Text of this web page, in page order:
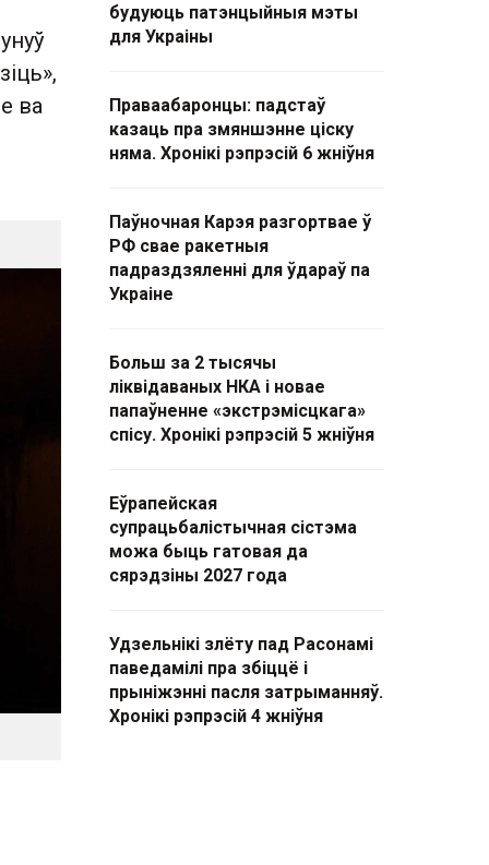
ва
будуюць патэнцыйныя мэты
для Украіны
Праваабаронцы: падстаў
казаць пра змяншэнне ціску
няма. Хронікі рэпрэсій 6 жніўня
Паўночная Карэя разгортвае ў
РФ свае ракетныя
падраздзяленні для ўдараў па
Украіне
Больш за 2 тысячы
ліквідаваных НКА і новае
папаўненне «экстрэмісцкага»
спісу. Хронікі рэпрэсій 5 жніўня
Еўрапейская
супрацьбалістычная сістэма
можа быць гатовая да
сярэдзіны 2027 года
Удзельнікі злёту пад Расонамі
паведамілі пра збіццё і
прыніжэнні пасля затрыманняў.
Хронікі рэпрэсій 4 жніўня